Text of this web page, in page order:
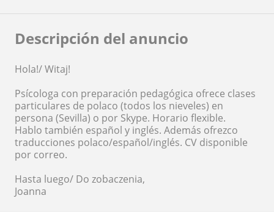
Descripción del anuncio
Hola!/ Witaj!
Psícologa con preparación pedagógica ofrece clases
particulares de polaco (todos los nieveles) en
persona (Sevilla) o por Skype. Horario flexible.
Hablo también español y inglés. Además ofrezco
traducciones polaco/español/inglés. CV disponible
por correo.
Hasta luego/ Do zobaczenia,
Joanna